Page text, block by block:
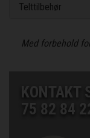
Telttilbehør
Med forbehold
KONTAKT
75 82 84